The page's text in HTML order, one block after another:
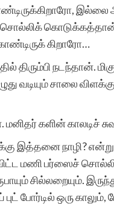
கொடுக்கத்தான்
கிறாரோ…
திரும்பி நடந்தான்.
வடியும் சாலை
களின் காலடிச்
இத்தனை நாழி?
மணி பர்ஸைச்
சில்லறையும்.
போர்டில் ஒரு காலும்,